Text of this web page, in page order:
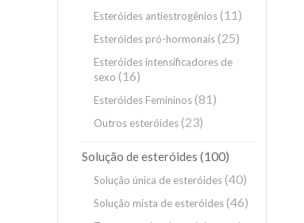
Esteróides antiestrogênios(11)
Esteróides pró-hormonais(25)
Esteróides intensificadores de
sexo (16)
Esteróides Femininos(81)
Outros esteróides(23)
Solução de esteróides (100)
Solução única de esteróides(40)
Solução mista de esteróides(46)